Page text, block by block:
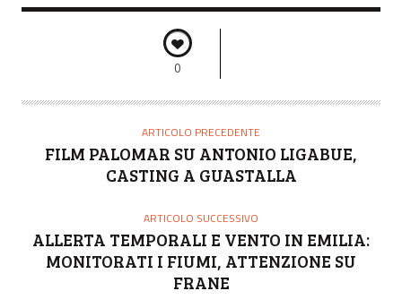
0
ARTICOLO PRECEDENTE
FILM PALOMAR SU ANTONIO LIGABUE,
CASTING A GUASTALLA
ARTICOLO SUCCESSIVO
ALLERTA TEMPORALI E VENTO IN EMILIA:
MONITORATI I FIUMI, ATTENZIONE SU
FRANE